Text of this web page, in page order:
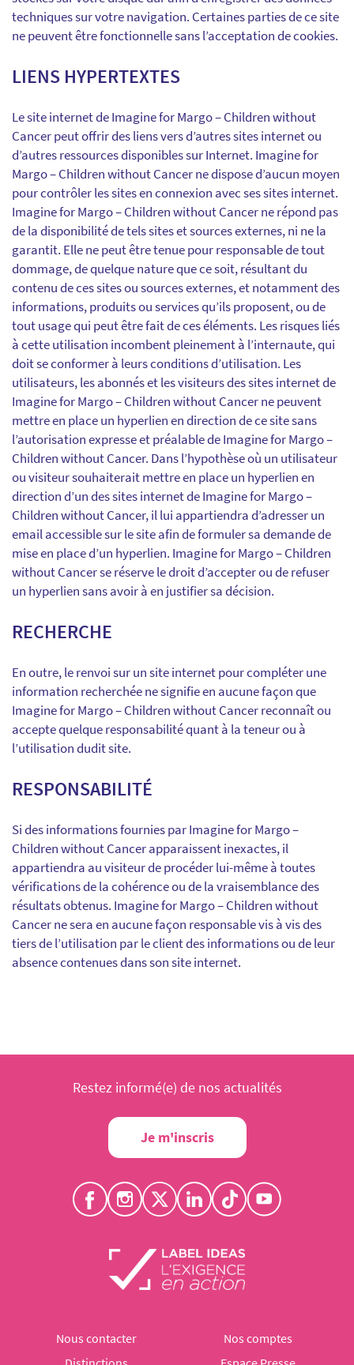
techniques sur votre navigation. Certaines parties de ce site
ne peuvent être fonctionnelle sans l’acceptation de cookies.
LIENS HYPERTEXTES
Le site internet de Imagine for Margo – Children without
Cancer peut offrir des liens vers d’autres sites internet ou
d’autres ressources disponibles sur Internet. Imagine for
Margo – Children without Cancer ne dispose d’aucun moyen
pour contrôler les sites en connexion avec ses sites internet.
Imagine for Margo – Children without Cancer ne répond pas
de la disponibilité de tels sites et sources externes, ni ne la
garantit. Elle ne peut être tenue pour responsable de tout
dommage, de quelque nature que ce soit, résultant du
contenu de ces sites ou sources externes, et notamment des
informations, produits ou services qu’ils proposent, ou de
tout usage qui peut être fait de ces éléments. Les risques liés
à cette utilisation incombent pleinement à l’internaute, qui
doit se conformer à leurs conditions d’utilisation. Les
utilisateurs, les abonnés et les visiteurs des sites internet de
Imagine for Margo – Children without Cancer ne peuvent
mettre en place un hyperlien en direction de ce site sans
l’autorisation expresse et préalable de Imagine for Margo –
Children without Cancer. Dans l’hypothèse où un utilisateur
ou visiteur souhaiterait mettre en place un hyperlien en
direction d’un des sites internet de Imagine for Margo –
Children without Cancer, il lui appartiendra d’adresser un
email accessible sur le site afin de formuler sa demande de
mise en place d’un hyperlien. Imagine for Margo – Children
without Cancer se réserve le droit d’accepter ou de refuser
un hyperlien sans avoir à en justifier sa décision.
RECHERCHE
En outre, le renvoi sur un site internet pour compléter une
information recherchée ne signifie en aucune façon que
Imagine for Margo – Children without Cancer reconnaît ou
accepte quelque responsabilité quant à la teneur ou à
l’utilisation dudit site.
RESPONSABILITÉ
Si des informations fournies par Imagine for Margo –
Children without Cancer apparaissent inexactes, il
appartiendra au visiteur de procéder lui-même à toutes
vérifications de la cohérence ou de la vraisemblance des
résultats obtenus. Imagine for Margo – Children without
Cancer ne sera en aucune façon responsable vis à vis des
tiers de l’utilisation par le client des informations ou de leur
absence contenues dans son site internet.
Restez informé(e) de nos actualités
Je m'inscris
Nous contacter
Nos comptes